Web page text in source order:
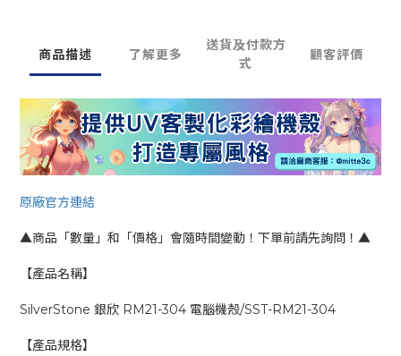
商品描述 了解更多
送貨及付款方
式
顧客評價
原廠官方連結
▲商品「數量」和「價格」會隨時間變動！下單前請先詢問！▲
【產品名稱】
SilverStone 銀欣 RM21-304 電腦機殼/SST-RM21-304
【產品規格】